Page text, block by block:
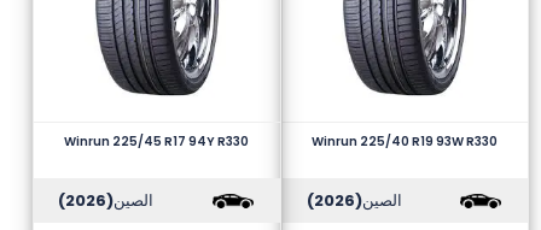
Winrun 225/40 R19 93W R330
الصين(2026)
Winrun 225/45 R17 94Y R330
الصين(2026)